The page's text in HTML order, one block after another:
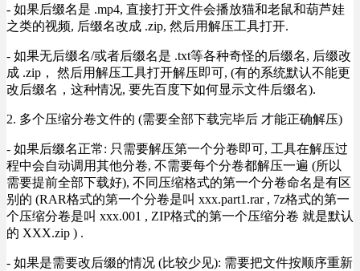
- 如果后缀名是 .mp4, 直接打开文件会播放猫和老鼠和葫芦娃
之类的视频, 后缀名改成 .zip, 然后用解压工具打开.
- 如果无后缀名/或者后缀名是 .txt等各种奇怪的后缀名, 后缀改
成 .zip， 然后用解压工具打开解压即可, (有的系统默认不能更
改后缀名，这种情况, 要先百度下如何显示文件后缀名).
2. 多个压缩分卷文件的 (需要全部下载完毕后 才能正确解压)
- 如果后缀名正常: 只需要解压第一个分卷即可, 工具在解压过
程中会自动调用其他分卷, 不需要每个分卷都解压一遍 (所以
需要提前全部下载好), 不同压缩格式的第一个分卷命名是有区
别的 (RAR格式的第一个分卷是叫 xxx.part1.rar , 7z格式的第一
个压缩分卷是叫 xxx.001 , ZIP格式的第一个压缩分卷 就是默认
的 XXX.zip ) .
- 如果是需要改后缀的情况 (比较少见): 需要把文件按顺序重新